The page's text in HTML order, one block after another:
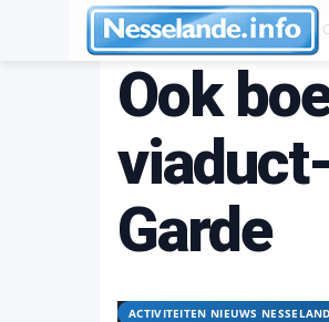
Activiteiten Nieuws Nesselande
Ook
Garde
ACTIVITEITEN NIEUWS